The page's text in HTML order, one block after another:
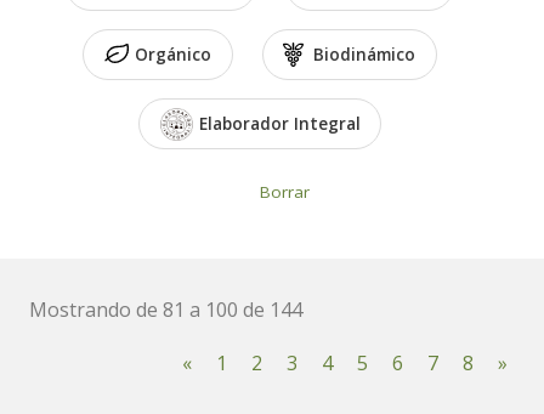
Orgánico Biodinámico
Elaborador Integral
Borrar
Mostrando de 81 a 100 de 144
«
1 2 3 4 5 6 7 8 »